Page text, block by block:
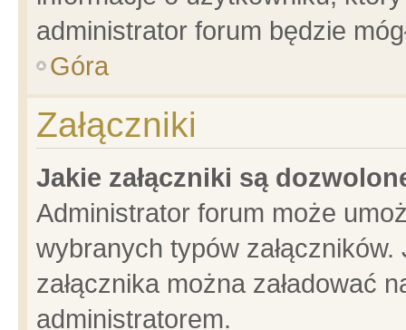
administrator forum będzie
Góra
Załączniki
Jakie załączniki są
Administrator forum może
wybranych typów
załącznika można załadować
administratorem.